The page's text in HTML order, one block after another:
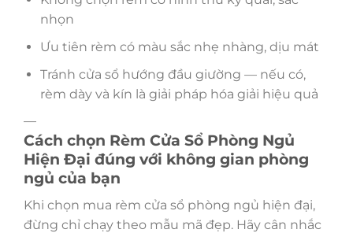
nhọn
Ưu tiên rèm có màu sắc nhẹ nhàng, dịu mát
Tránh cửa sổ hướng đầu giường — nếu có,
rèm dày và kín là giải pháp hóa giải hiệu quả
—
Cách chọn Rèm Cửa Sổ Phòng Ngủ
Hiện Đại đúng với không gian phòng
ngủ của bạn
Khi chọn mua rèm cửa sổ phòng ngủ hiện đại,
đừng chỉ chạy theo mẫu mã đẹp. Hãy cân nhắc